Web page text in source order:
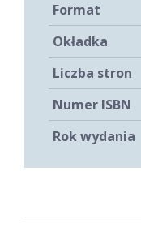
Format
Okładka
Liczba stron
Numer ISBN
Rok wydania